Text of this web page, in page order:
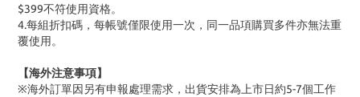
$399不符使用資格。
4.每組折扣碼，每帳號僅限使用一次，同一品項購買多件亦無法重
覆使用。
【海外注意事項】
※海外訂單因另有申報處理需求，出貨安排為上市日約5-7個工作